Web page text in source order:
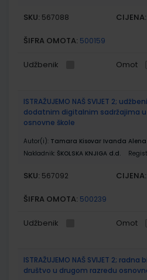
SKU: 567088 CIJENA:
ŠIFRA OMOTA: 500159
Udžbenik Omot
ISTRAŽUJEMO NAŠ SVIJET 2;
dodatnim digitalnim sadržajima
osnovne škole
Autor(i): Tamara Kisovar Ivanda
Nakladnik: ŠKOLSKA KNJIGA d.d.
SKU: 567092 CIJENA:
ŠIFRA OMOTA: 500239
Udžbenik Omot
ISTRAŽUJEMO NAŠ SVIJET 2;
društvo u drugom razredu